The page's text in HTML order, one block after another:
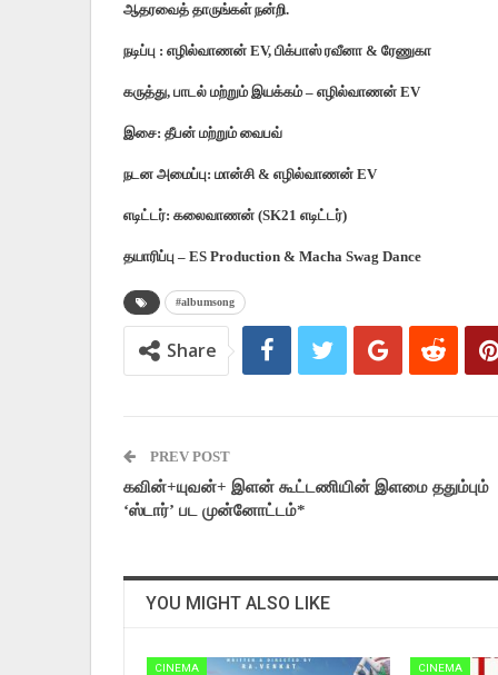
ஆதரவைத் தாருங்கள் நன்றி.
நடிப்பு : எழில்வாணன் EV, பிக்பாஸ் ரவீனா & ரேணுகா
கருத்து, பாடல் மற்றும் இயக்கம் – எழில்வாணன் EV
இசை: தீபன் மற்றும் வைபவ்
நடன அமைப்பு: மான்சி & எழில்வாணன் EV
எடிட்டர்: கலைவாணன் (SK21 எடிட்டர்)
தயாரிப்பு – ES Production & Macha Swag Dance
#albumsong
Share
PREV POST
கவின்+யுவன்+ இளன் கூட்டணியின் இளமை ததும்பும்
‘ஸ்டார்’ பட முன்னோட்டம்*
YOU MIGHT ALSO LIKE
CINEMA CINEMA